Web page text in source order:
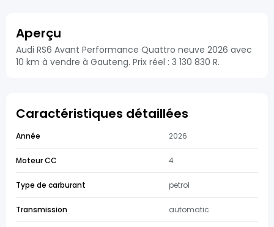
Aperçu
Audi RS6 Avant Performance Quattro neuve 2026 avec
10 km à vendre à Gauteng. Prix réel : 3 130 830 R.
Caractéristiques détaillées
Année 2026
Moteur CC 4
Type de carburant petrol
Transmission automatic